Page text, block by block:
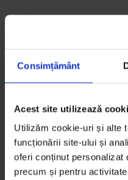
Consimțământ
Acest site utilizează
Utilizăm cookie-uri și alte
funcționării site-ului și
oferi conținut personalizat
precum și pentru